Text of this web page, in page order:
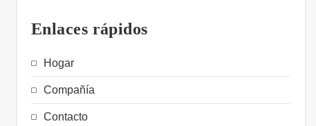
Enlaces rápidos
Hogar
Compañía
Contacto